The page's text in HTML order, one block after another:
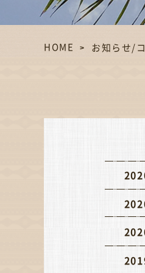
HOME お知らせ/